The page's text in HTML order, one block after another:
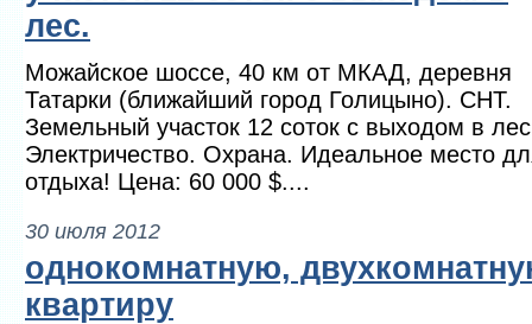
лес.
Можайское шоссе, 40 км от МКАД, деревня
Татарки (ближайший город Голицыно). СНТ.
Земельный участок 12 соток с выходом в
Электричество. Охрана. Идеальное место
отдыха! Цена: 60 000 $....
30 июля 2012
однокомнатную,
квартиру